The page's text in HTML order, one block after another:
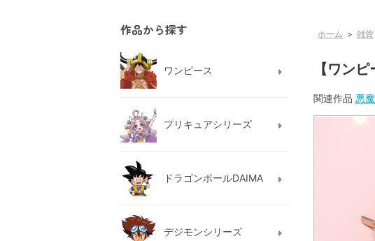
ホーム > 雑貨
【ワン
関連作品 悪
作品から探す
ワンピース
プリキュアシリーズ
ドラゴンボールDAIMA
デジモンシリーズ